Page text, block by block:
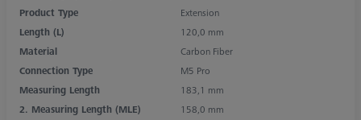
Product Type
Extension
Length (L)
120,0 mm
Material
Carbon Fiber
Connection Type
M5 Pro
Measuring Length
183,1 mm
2. Measuring Length (MLE)
158,0 mm